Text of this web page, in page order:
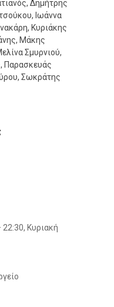
Δημήτρης
Ιωάννα
Κυριάκης
Μάκης
Σμυρνιού,
Παρασκευάς
Σωκράτης
Κυριακή